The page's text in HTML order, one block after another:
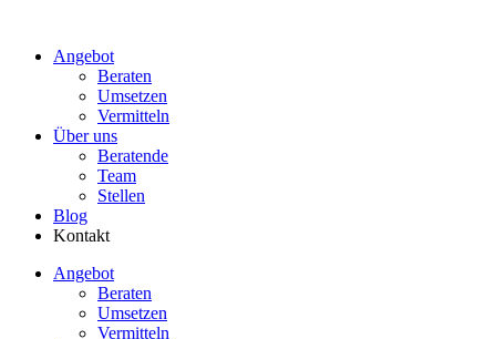
wechselnAngebot
Beraten
Umsetzen
Vermitteln
Über uns
Beratende
Team
Stellen
Blog
Kontakt
Angebot
Beraten
Umsetzen
Vermitteln